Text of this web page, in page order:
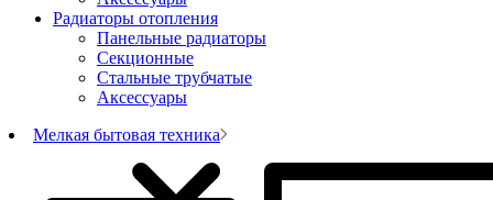
Радиаторы отопления
Панельные радиаторы
Секционные
Стальные трубчатые
Аксессуары
Мелкая бытовая техника